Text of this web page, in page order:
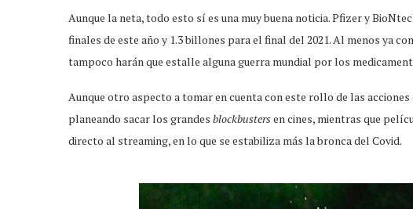
Aunque la neta, todo esto sí es una muy buena noticia. Pfizer y
finales de este año y 1.3 billones para el final del 2021. Al menos ya
tampoco harán que estalle alguna guerra mundial por los
Aunque otro aspecto a tomar en cuenta con este rollo de las acciones
planeando sacar los grandes blockbustersen cines, mientras que
directo al streaming, en lo que se estabiliza más la bronca del Covid.